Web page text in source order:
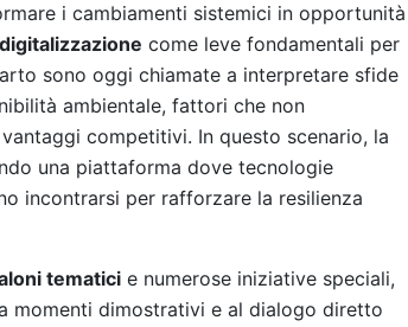
i cambiamenti sistemici in opportunità
come leve fondamentali per
sono oggi chiamate a interpretare sfide
ambientale, fattori che non
competitivi. In questo scenario, la
una piattaforma dove tecnologie
incontrarsi per rafforzare la resilienza
tematici e numerose iniziative speciali,
momenti dimostrativi e al dialogo diretto